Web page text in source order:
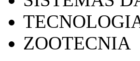
ZOOTECNIA